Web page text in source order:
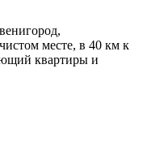
месте, в 40 км к
квартиры и